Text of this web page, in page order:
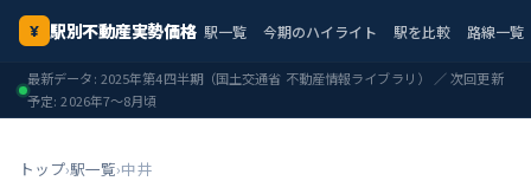
¥ 駅別不動産実勢価格 駅一覧 今期のハイライト 駅を比較 路線一覧
最新データ: 2025年第4四半期（国土交通省 不動産情報ライブラリ） ／ 次回更新
予定:2026年7〜8月頃
トップ›駅一覧›中井